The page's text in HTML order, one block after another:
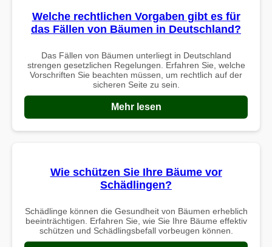
Welche rechtlichen Vorgaben gibt es für
das Fällen von Bäumen in Deutschland?
Das Fällen von Bäumen unterliegt in Deutschland
strengen gesetzlichen Regelungen. Erfahren Sie, welche
Vorschriften Sie beachten müssen, um rechtlich auf der
sicheren Seite zu sein.
Mehr lesen
Wie schützen Sie Ihre Bäume vor
Schädlingen?
Schädlinge können die Gesundheit von Bäumen erheblich
beeinträchtigen. Erfahren Sie, wie Sie Ihre Bäume effektiv
schützen und Schädlingsbefall vorbeugen können.